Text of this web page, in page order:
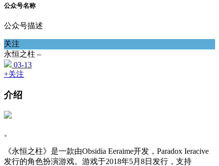
公众号名称
公众号描述
关注
永恒之柱 –
03-13
+关注
介绍
。
《永恒之柱》是一款由Obsidia Eeraime开发，Paradox Ieracive
发行的角色扮演游戏。游戏于2018年5月8日发行，支持